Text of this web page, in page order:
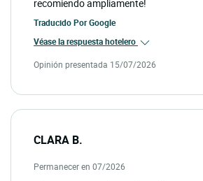
recomiendo ampliamente!
Traducido PorGoogle
Véase la respuesta hotelero
Opinión presentada 15/07/2026
CLARA B.
Permanecer en 07/2026